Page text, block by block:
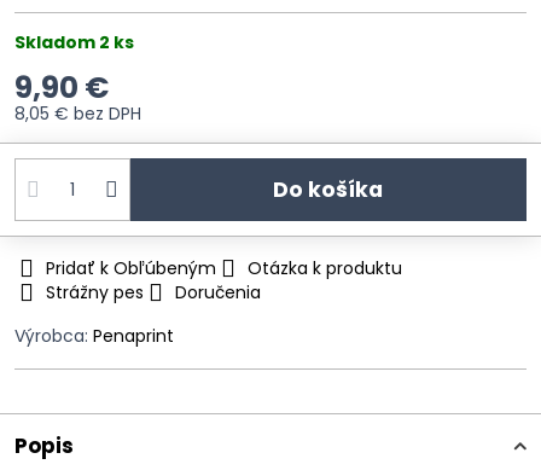
Skladom 2 ks
9,90 €
8,05 € bez DPH
Do košíka
Pridať k Obľúbeným
Otázka k produktu
Strážny pes
Doručenia
Výrobca: Penaprint
Popis